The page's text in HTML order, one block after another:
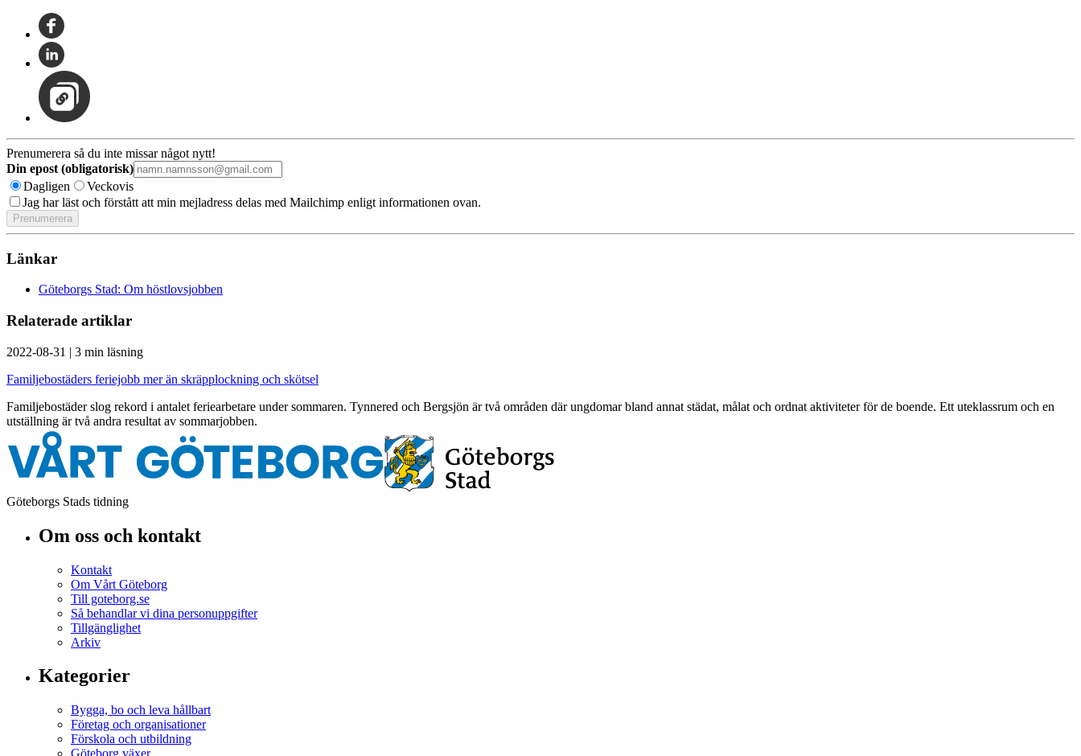
Prenumerera så du inte missar något nytt!
Din epost (obligatorisk)
Dagligen
Veckovis
Jag har läst och förstått att min mejladress delas med Mailchimp enligt informationen ovan.
Länkar
Göteborgs Stad: Om höstlovsjobben
Relaterade artiklar
2022-08-31 | 3 min läsning
Familjebostäders feriejobb mer än skräpplockning och skötsel
Familjebostäder slog rekord i antalet feriearbetare under sommaren. Tynnered och Bergsjön är två områden där ungdomar bland annat städat, målat och ordnat aktiviteter för de boende. Ett uteklassrum och en
utställning är två andra resultat av sommarjobben.
Göteborgs Stads tidning
Om oss och kontakt
Kontakt
Om Vårt Göteborg
Till goteborg.se
Så behandlar vi dina personuppgifter
Tillgänglighet
Arkiv
Kategorier
Bygga, bo och leva hållbart
Företag och organisationer
Förskola och utbildning